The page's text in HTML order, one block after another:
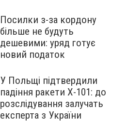
Посилки з-за кордону
більше не будуть
дешевими: уряд готує
новий податок
У Польщі підтвердили
падіння ракети Х-101: до
розслідування залучать
експерта з України